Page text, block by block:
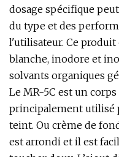
dosage spécifique
du type et des
l'utilisateur. Ce
blanche, inodore et
solvants organiques
Le MR-5C est un
principalement utilisé
teint. Ou crème de
est arrondi et il est